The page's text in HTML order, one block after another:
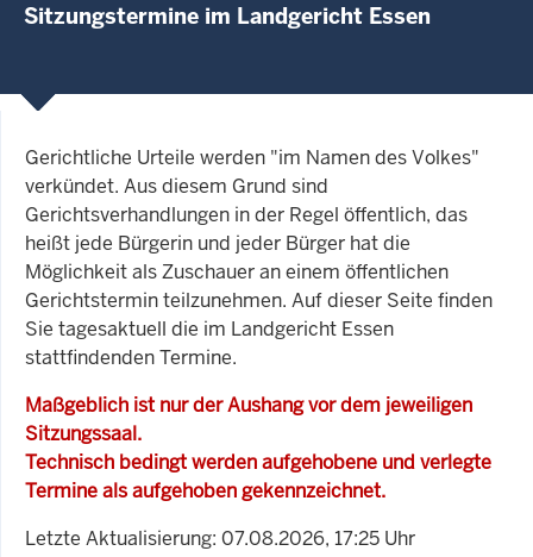
Sitzungstermine im Landgericht Essen
Gerichtliche Urteile werden "im Namen des Volkes"
verkündet. Aus diesem Grund sind
Gerichtsverhandlungen in der Regel öffentlich, das
heißt jede Bürgerin und jeder Bürger hat die
Möglichkeit als Zuschauer an einem öffentlichen
Gerichtstermin teilzunehmen. Auf dieser Seite finden
Sie tagesaktuell die im Landgericht Essen
stattfindenden Termine.
Maßgeblich ist nur der Aushang vor dem jeweiligen
Sitzungssaal.
Technisch bedingt werden aufgehobene und verlegte
Termine als aufgehoben gekennzeichnet.
Letzte Aktualisierung: 07.08.2026, 17:25 Uhr